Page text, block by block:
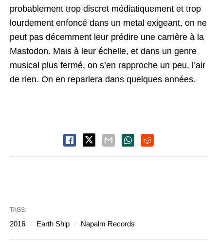
probablement trop discret médiatiquement et trop
lourdement enfoncé dans un metal exigeant, on ne
peut pas décemment leur prédire une carrière à la
Mastodon. Mais à leur échelle, et dans un genre
musical plus fermé, on s’en rapproche un peu, l’air
de rien. On en reparlera dans quelques années.
TAGS:
2016 Earth Ship Napalm Records